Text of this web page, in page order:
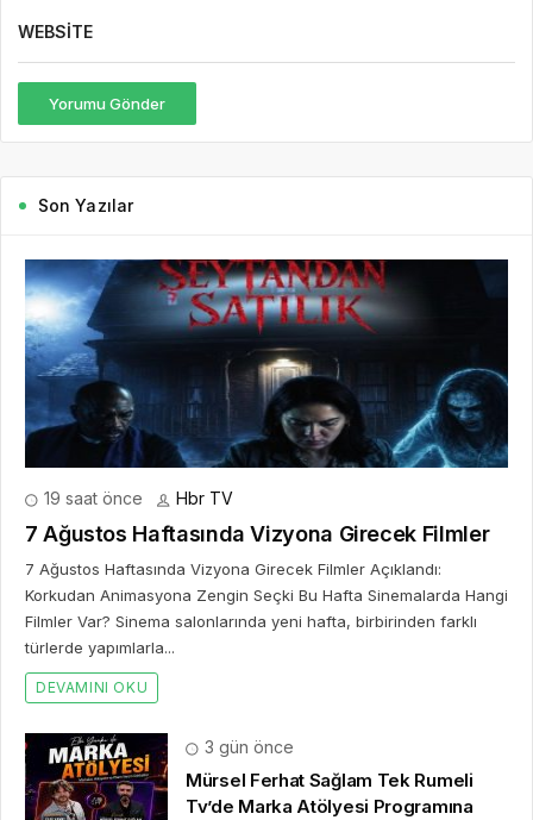
WEBSITE
Yorumu Gönder
Son Yazılar
19 saat önce Hbr TV
7 Ağustos Haftasında Vizyona Girecek Filmler
7 Ağustos Haftasında Vizyona Girecek Filmler Açıklandı:
Korkudan Animasyona Zengin Seçki Bu Hafta Sinemalarda Hangi
Filmler Var? Sinema salonlarında yeni hafta, birbirinden farklı
türlerde yapımlarla...
DEVAMINI OKU
3 gün önce
Mürsel Ferhat Sağlam Tek Rumeli
Tv’de Marka Atölyesi Programına